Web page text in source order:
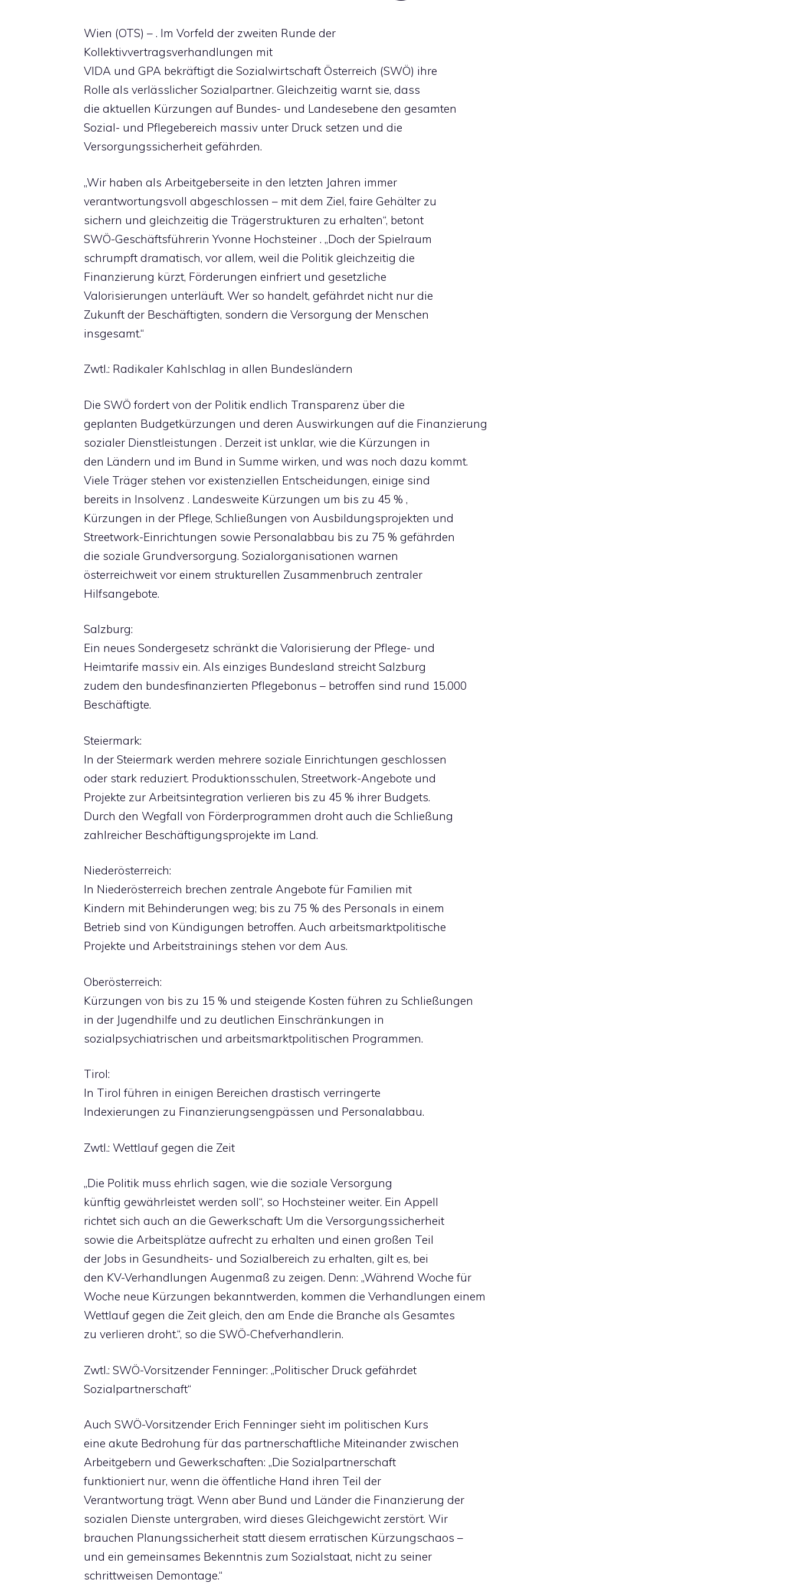
Wien (OTS) – . Im Vorfeld der zweiten Runde der
Kollektivvertragsverhandlungen mit
VIDA und GPA bekräftigt die Sozialwirtschaft Österreich (SWÖ) ihre
Rolle als verlässlicher Sozialpartner. Gleichzeitig warnt sie, dass
die aktuellen Kürzungen auf Bundes- und Landesebene den gesamten
Sozial- und Pflegebereich massiv unter Druck setzen und die
Versorgungssicherheit gefährden.
„Wir haben als Arbeitgeberseite in den letzten Jahren immer
verantwortungsvoll abgeschlossen – mit dem Ziel, faire Gehälter zu
sichern und gleichzeitig die Trägerstrukturen zu erhalten“, betont
SWÖ-Geschäftsführerin Yvonne Hochsteiner . „Doch der Spielraum
schrumpft dramatisch, vor allem, weil die Politik gleichzeitig die
Finanzierung kürzt, Förderungen einfriert und gesetzliche
Valorisierungen unterläuft. Wer so handelt, gefährdet nicht nur die
Zukunft der Beschäftigten, sondern die Versorgung der Menschen
insgesamt.“
Zwtl.: Radikaler Kahlschlag in allen Bundesländern
Die SWÖ fordert von der Politik endlich Transparenz über die
geplanten Budgetkürzungen und deren Auswirkungen auf die Finanzierung
sozialer Dienstleistungen . Derzeit ist unklar, wie die Kürzungen in
den Ländern und im Bund in Summe wirken, und was noch dazu kommt.
Viele Träger stehen vor existenziellen Entscheidungen, einige sind
bereits in Insolvenz . Landesweite Kürzungen um bis zu 45 % ,
Kürzungen in der Pflege, Schließungen von Ausbildungsprojekten und
Streetwork-Einrichtungen sowie Personalabbau bis zu 75 % gefährden
die soziale Grundversorgung. Sozialorganisationen warnen
österreichweit vor einem strukturellen Zusammenbruch zentraler
Hilfsangebote.
Salzburg:
Ein neues Sondergesetz schränkt die Valorisierung der Pflege- und
Heimtarife massiv ein. Als einziges Bundesland streicht Salzburg
zudem den bundesfinanzierten Pflegebonus – betroffen sind rund 15.000
Beschäftigte.
Steiermark:
In der Steiermark werden mehrere soziale Einrichtungen geschlossen
oder stark reduziert. Produktionsschulen, Streetwork-Angebote und
Projekte zur Arbeitsintegration verlieren bis zu 45 % ihrer Budgets.
Durch den Wegfall von Förderprogrammen droht auch die Schließung
zahlreicher Beschäftigungsprojekte im Land.
Niederösterreich:
In Niederösterreich brechen zentrale Angebote für Familien mit
Kindern mit Behinderungen weg; bis zu 75 % des Personals in einem
Betrieb sind von Kündigungen betroffen. Auch arbeitsmarktpolitische
Projekte und Arbeitstrainings stehen vor dem Aus.
Oberösterreich:
Kürzungen von bis zu 15 % und steigende Kosten führen zu Schließungen
in der Jugendhilfe und zu deutlichen Einschränkungen in
sozialpsychiatrischen und arbeitsmarktpolitischen Programmen.
Tirol:
In Tirol führen in einigen Bereichen drastisch verringerte
Indexierungen zu Finanzierungsengpässen und Personalabbau.
Zwtl.: Wettlauf gegen die Zeit
„Die Politik muss ehrlich sagen, wie die soziale Versorgung
künftig gewährleistet werden soll“, so Hochsteiner weiter. Ein Appell
richtet sich auch an die Gewerkschaft: Um die Versorgungssicherheit
sowie die Arbeitsplätze aufrecht zu erhalten und einen großen Teil
der Jobs in Gesundheits- und Sozialbereich zu erhalten, gilt es, bei
den KV-Verhandlungen Augenmaß zu zeigen. Denn: „Während Woche für
Woche neue Kürzungen bekanntwerden, kommen die Verhandlungen einem
Wettlauf gegen die Zeit gleich, den am Ende die Branche als Gesamtes
zu verlieren droht.“, so die SWÖ-Chefverhandlerin.
Zwtl.: SWÖ-Vorsitzender Fenninger: „Politischer Druck gefährdet
Sozialpartnerschaft“
Auch SWÖ-Vorsitzender Erich Fenninger sieht im politischen Kurs
eine akute Bedrohung für das partnerschaftliche Miteinander zwischen
Arbeitgebern und Gewerkschaften: „Die Sozialpartnerschaft
funktioniert nur, wenn die öffentliche Hand ihren Teil der
Verantwortung trägt. Wenn aber Bund und Länder die Finanzierung der
sozialen Dienste untergraben, wird dieses Gleichgewicht zerstört. Wir
brauchen Planungssicherheit statt diesem erratischen Kürzungschaos –
und ein gemeinsames Bekenntnis zum Sozialstaat, nicht zu seiner
schrittweisen Demontage.“